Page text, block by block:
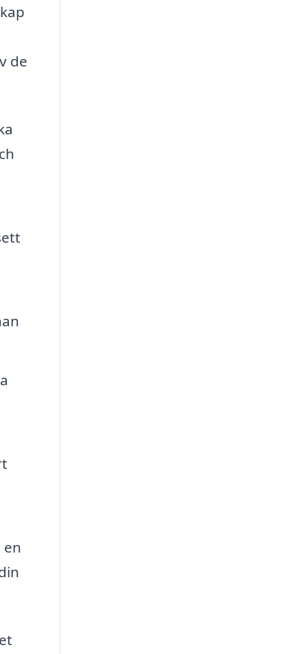
de
en